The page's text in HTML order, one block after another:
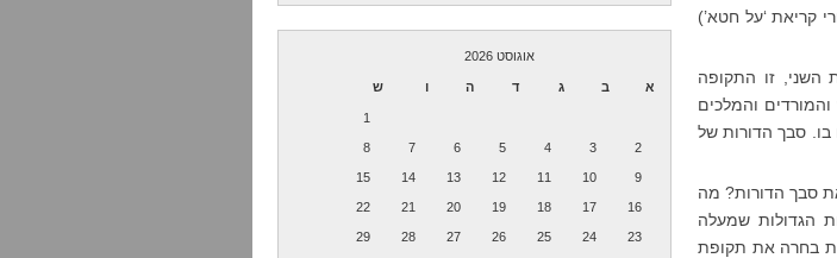
קריאת ‘על חטא’)
השני, זו התקופה
והמלכים
בו. סבך הדורות של
סבך הדורות? מה
הגדולות שמעלה
בחרה את תקופת
אוגוסט 2026
א ב ג ד ה ו ש
1
2
3
4
5
6
7
8
9
10
11
12
13
14
15
16
17
18
19
20
21
22
23
24
25
26
27
28
29